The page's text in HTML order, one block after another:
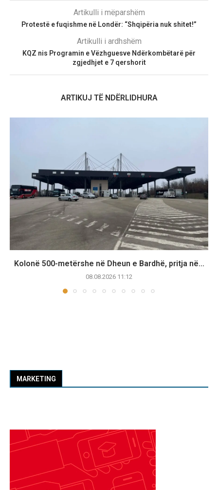
Artikulli i mëparshëm
Protestë e fuqishme në Londër: “Shqipëria nuk shitet!”
Artikulli i ardhshëm
KQZ nis Programin e Vëzhguesve Ndërkombëtarë për
zgjedhjet e 7 qershorit
ARTIKUJ TË NDËRLIDHURA
Kolonë 500-metërshe në Dheun e Bardhë, pritja në...
08.08.2026 11:12
MARKETING